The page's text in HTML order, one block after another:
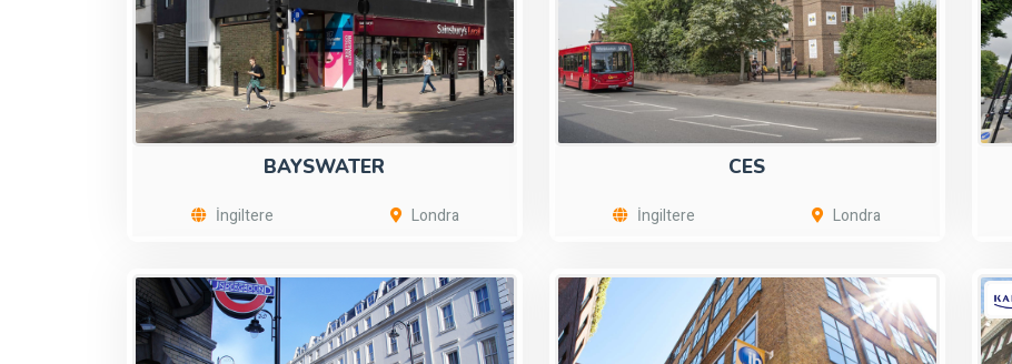
BAYSWATER
İngiltere Londra
CES
İngiltere Londra